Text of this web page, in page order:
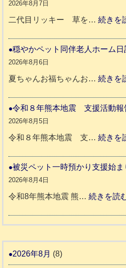
2026年8月7日
二代目リッキー 草を…続きを
穏やかペット同伴老人ホーム日
2026年8月6日
夏ちゃんお福ちゃんお…続きを
令和８年熊本地震 支援活動報
2026年8月5日
令和８年熊本地震 支…続きを
被災ペット一時預かり支援始ま
2026年8月4日
令和8年熊本地震 熊…続きを読
2026年8月 (8)